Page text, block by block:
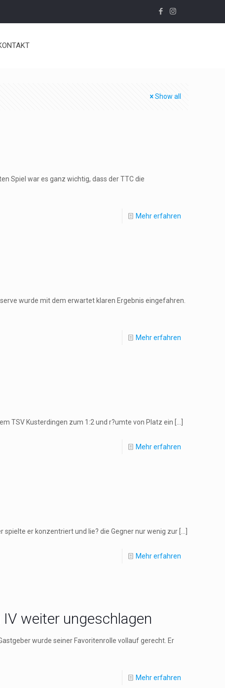
Show all
Spiel war es ganz wichtig, dass der TTC die
Mehr erfahren
wurde mit dem erwartet klaren Ergebnis eingefahren.
Mehr erfahren
TSV Kusterdingen zum 1:2 und r?umte von Platz ein
Mehr erfahren
spielte er konzentriert und lie? die Gegner nur wenig zur
Mehr erfahren
weiter ungeschlagen
wurde seiner Favoritenrolle vollauf gerecht. Er
Mehr erfahren